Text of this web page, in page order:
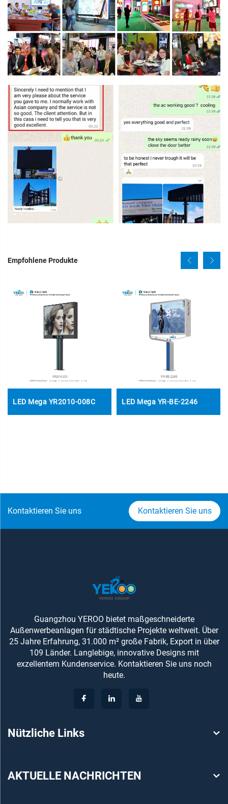
Empfohlene Produkte
LED Mega YR2010-008C LED Mega YR-BE-2246
Kontaktieren Sie uns Kontaktieren Sie uns
Guangzhou YEROO bietet maßgeschneiderte
Außenwerbeanlagen für städtische Projekte weltweit. Über
25 Jahre Erfahrung, 31.000 m² große Fabrik, Export in über
109 Länder. Langlebige, innovative Designs mit
exzellentem Kundenservice. Kontaktieren Sie uns noch
heute.
Nützliche Links
AKTUELLE NACHRICHTEN